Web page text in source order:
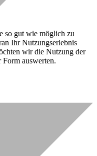
so gut wie möglich zu
Ihr Nutzungserlebnis
wir die Nutzung der
Form auswerten.